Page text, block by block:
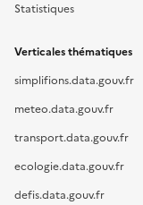
Statistiques
Verticales thématiques
simplifions.data.gouv.fr
meteo.data.gouv.fr
transport.data.gouv.fr
ecologie.data.gouv.fr
defis.data.gouv.fr